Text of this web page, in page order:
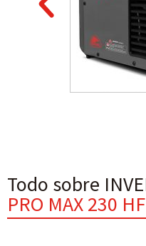
Todo sobre
PRO MAX 230